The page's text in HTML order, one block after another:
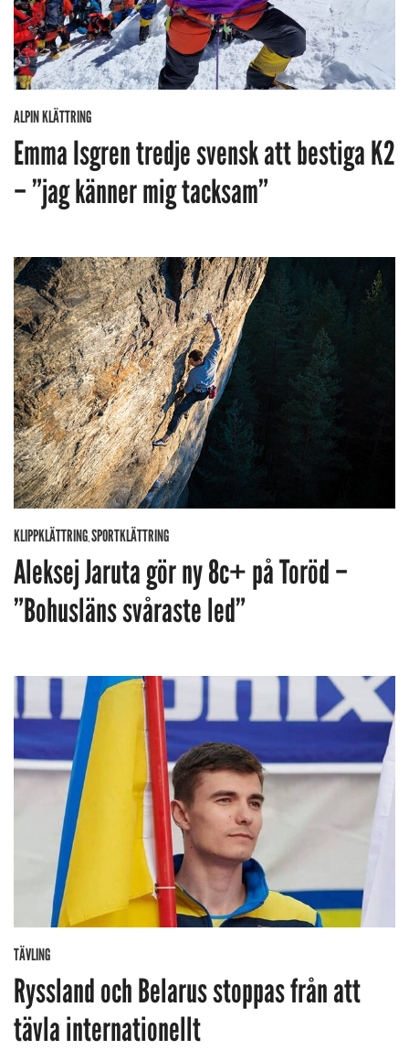
ALPIN KLÄTTRING
Emma Isgren tredje svensk att bestiga K2
– ”jag känner mig tacksam”
KLIPPKLÄTTRING,SPORTKLÄTTRING
Aleksej Jaruta gör ny 8c+ på Toröd –
”Bohusläns svåraste led”
TÄVLING
Ryssland och Belarus stoppas från att
tävla internationellt